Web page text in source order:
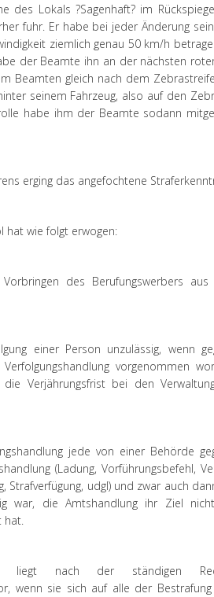
des Lokals ?Sagenhaft? im
fuhr. Er habe bei jeder Änderung
ziemlich genau 50 km/h
der Beamte ihn an der nächsten
Beamten gleich nach dem
seinem Fahrzeug, also auf den
habe ihm der Beamte sodann
erging das angefochtene
hat wie folgt erwogen:
des Berufungswerbers aus
einer Person unzulässig, wenn
vorgenommen
Verjährungsfrist bei den
jede von einer Behörde
(Ladung, Vorführungsbefehl,
Strafverfügung, udgl) und zwar auch
war, die Amtshandlung ihr Ziel
hat.
liegt nach der ständigen
wenn sie sich auf alle der